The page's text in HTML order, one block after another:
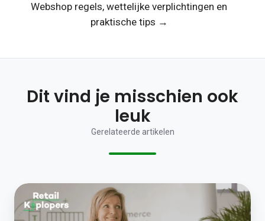
Webshop regels, wettelijke verplichtingen en
praktische tips →
Dit vind je misschien ook
leuk
Gerelateerde artikelen
Retailers
die
investeren